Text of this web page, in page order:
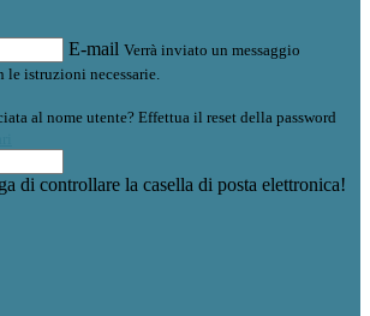
E-mail Verrà inviato un messaggio
istruzioni necessarie.
al nome utente? Effettua il reset della password
di controllare la casella di posta elettronica!